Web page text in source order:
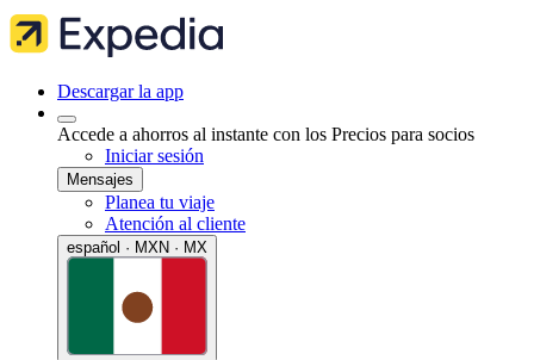
Descargar la app
Accede a ahorros al instante con los Precios para socios
Iniciar sesión
Mensajes
Planea tu viaje
Atención al cliente
español · MXN · MX